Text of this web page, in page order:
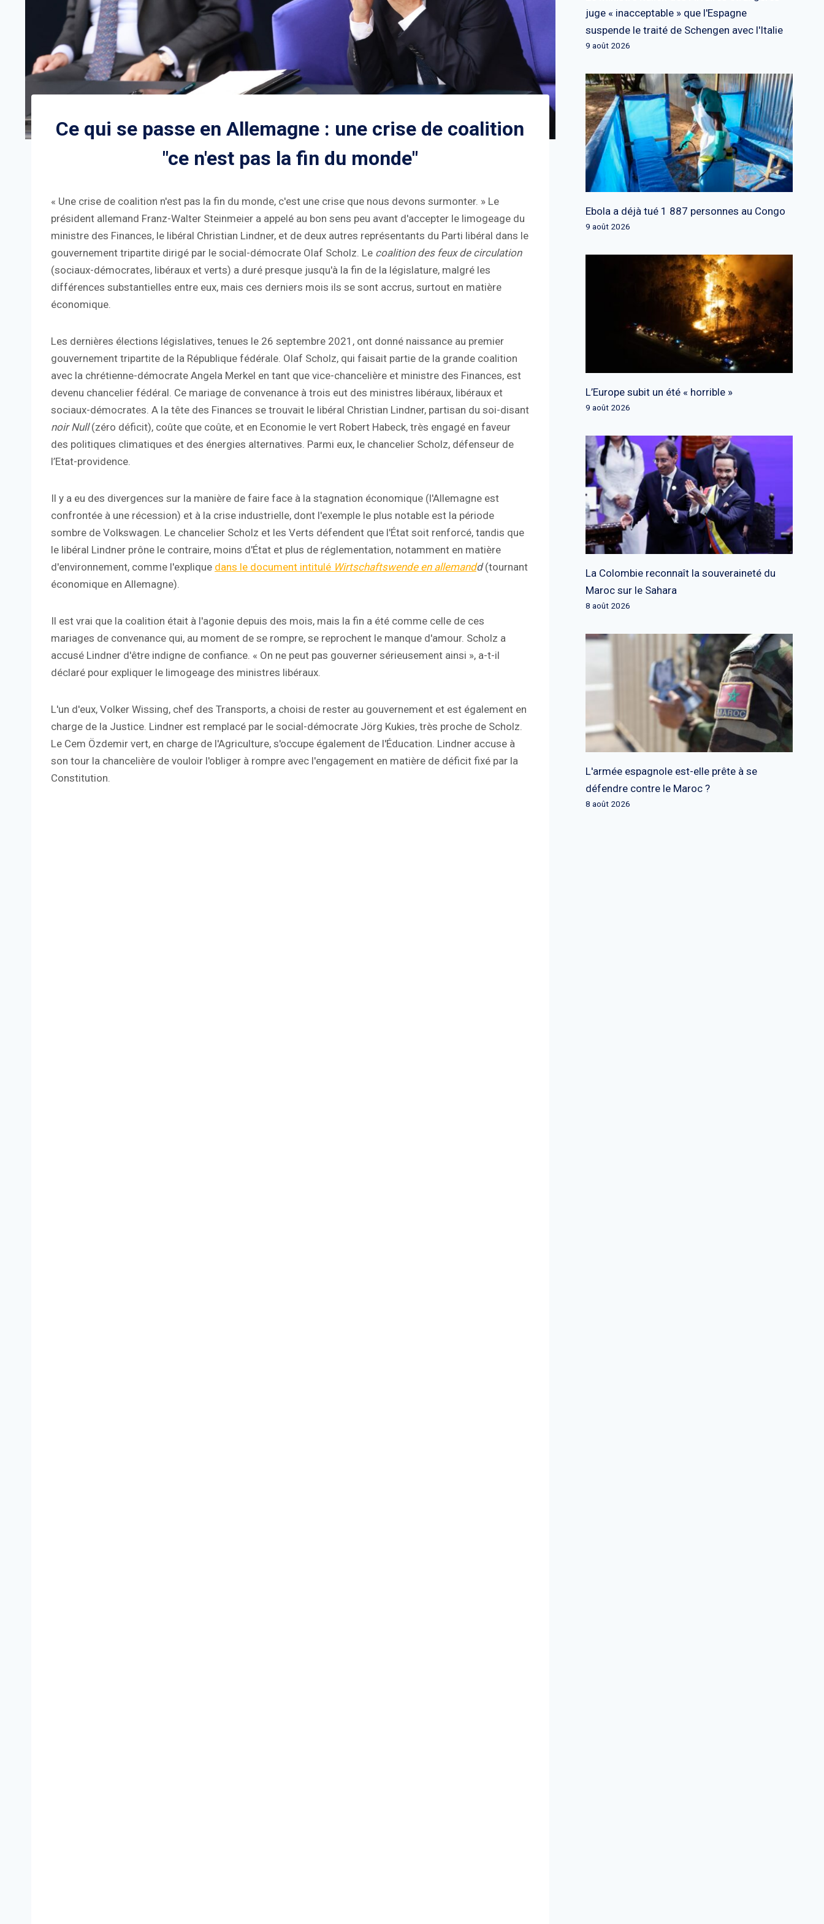
Ce qui se passe en Allemagne : une crise de coalition
"ce n'est pas la fin du monde"
« Une crise de coalition n'est pas la fin du monde, c'est une crise que nous devons surmonter. » Le
président allemand Franz-Walter Steinmeier a appelé au bon sens peu avant d'accepter le limogeage du
ministre des Finances, le libéral Christian Lindner, et de deux autres représentants du Parti libéral dans le
gouvernement tripartite dirigé par le social-démocrate Olaf Scholz. Le coalition des feux de circulation
(sociaux-démocrates, libéraux et verts) a duré presque jusqu'à la fin de la législature, malgré les
différences substantielles entre eux, mais ces derniers mois ils se sont accrus, surtout en matière
économique.
Les dernières élections législatives, tenues le 26 septembre 2021, ont donné naissance au premier
gouvernement tripartite de la République fédérale. Olaf Scholz, qui faisait partie de la grande coalition
avec la chrétienne-démocrate Angela Merkel en tant que vice-chancelière et ministre des Finances, est
devenu chancelier fédéral. Ce mariage de convenance à trois eut des ministres libéraux, libéraux et
sociaux-démocrates. A la tête des Finances se trouvait le libéral Christian Lindner, partisan du soi-disant
noir Null(zéro déficit), coûte que coûte, et en Economie le vert Robert Habeck, très engagé en faveur
des politiques climatiques et des énergies alternatives. Parmi eux, le chancelier Scholz, défenseur de
l’Etat-providence.
Il y a eu des divergences sur la manière de faire face à la stagnation économique (l'Allemagne est
confrontée à une récession) et à la crise industrielle, dont l'exemple le plus notable est la période
sombre de Volkswagen. Le chancelier Scholz et les Verts défendent que l'État soit renforcé, tandis que
le libéral Lindner prône le contraire, moins d'État et plus de réglementation, notamment en matière
d'environnement, comme l'explique dans le document intitulé Wirtschaftswende en allemandd(tournant
économique en Allemagne).
Il est vrai que la coalition était à l'agonie depuis des mois, mais la fin a été comme celle de ces
mariages de convenance qui, au moment de se rompre, se reprochent le manque d'amour. Scholz a
accusé Lindner d'être indigne de confiance. « On ne peut pas gouverner sérieusement ainsi », a-t-il
déclaré pour expliquer le limogeage des ministres libéraux.
L'un d'eux, Volker Wissing, chef des Transports, a choisi de rester au gouvernement et est également en
charge de la Justice. Lindner est remplacé par le social-démocrate Jörg Kukies, très proche de Scholz.
Le Cem Özdemir vert, en charge de l'Agriculture, s'occupe également de l'Éducation. Lindner accuse à
son tour la chancelière de vouloir l'obliger à rompre avec l'engagement en matière de déficit fixé par la
Constitution.
juge « inacceptable » que l'Espagne
suspende le traité de Schengen avec l'Italie
9 août 2026
Ebola a déjà tué 1 887 personnes au Congo
9 août 2026
L’Europe subit un été « horrible »
9 août 2026
La Colombie reconnaît la souveraineté du
Maroc sur le Sahara
8 août 2026
L'armée espagnole est-elle prête à se
défendre contre le Maroc ?
8 août 2026